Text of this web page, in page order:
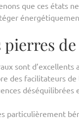
que ces états
pierres
sont
des facilitateurs
déséquilibrées
particulièrement